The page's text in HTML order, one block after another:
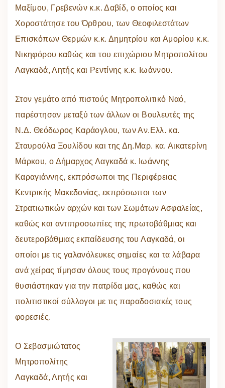
Μαξίμου, Γρεβενών κ.κ. Δαβίδ, ο οποίος και
Χοροστάτησε του Όρθρου, των Θεοφιλεστάτων
Επισκόπων Θερμών κ.κ. Δημητρίου και Αμορίου κ.κ.
Νικηφόρου καθώς και του επιχώριου Μητροπολίτου
Λαγκαδά, Λητής και Ρεντίνης κ.κ. Ιωάννου.
Στον γεμάτο από πιστούς Μητροπολιτικό Ναό,
παρέστησαν μεταξύ των άλλων οι Βουλευτές της
Ν.Δ. Θεόδωρος Καράογλου, των Αν.Ελλ. κα.
Σταυρούλα Ξουλίδου και της Δη.Μαρ. κα. Αικατερίνη
Μάρκου, ο Δήμαρχος Λαγκαδά κ. Ιωάννης
Καραγιάννης, εκπρόσωποι της Περιφέρειας
Κεντρικής Μακεδονίας, εκπρόσωποι των
Στρατιωτικών αρχών και των Σωμάτων Ασφαλείας,
καθώς και αντιπροσωπίες της πρωτοβάθμιας και
δευτεροβάθμιας εκπαίδευσης του Λαγκαδά, οι
οποίοι με τις γαλανόλευκες σημαίες και τα λάβαρα
ανά χείρας τίμησαν όλους τους προγόνους που
θυσιάστηκαν για την πατρίδα μας, καθώς και
πολιτιστικοί σύλλογοι με τις παραδοσιακές τους
φορεσιές.
Ο Σεβασμιώτατος
Μητροπολίτης
Λαγκαδά, Λητής και